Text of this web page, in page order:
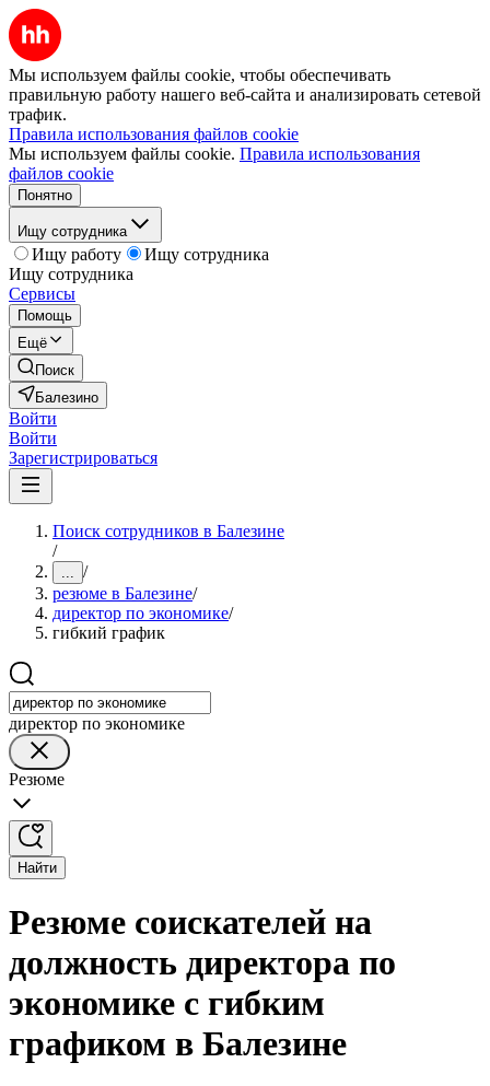
Мы используем файлы cookie, чтобы обеспечивать
правильную работу нашего веб-сайта и анализировать сетевой
трафик.
Правила использования файлов cookie
Мы используем файлы cookie. Правила использования
файлов cookie
Понятно
Ищу сотрудника
Ищу работу
Ищу сотрудника
Ищу сотрудника
Сервисы
Помощь
Ещё
Поиск
Балезино
Войти
Войти
Зарегистрироваться
Поиск сотрудников в Балезине
/
... /
резюме в Балезине/
директор по экономике/
гибкий график
директор по экономике
Резюме
Найти
Резюме соискателей на
должность директора по
экономике с гибким
графиком в Балезине